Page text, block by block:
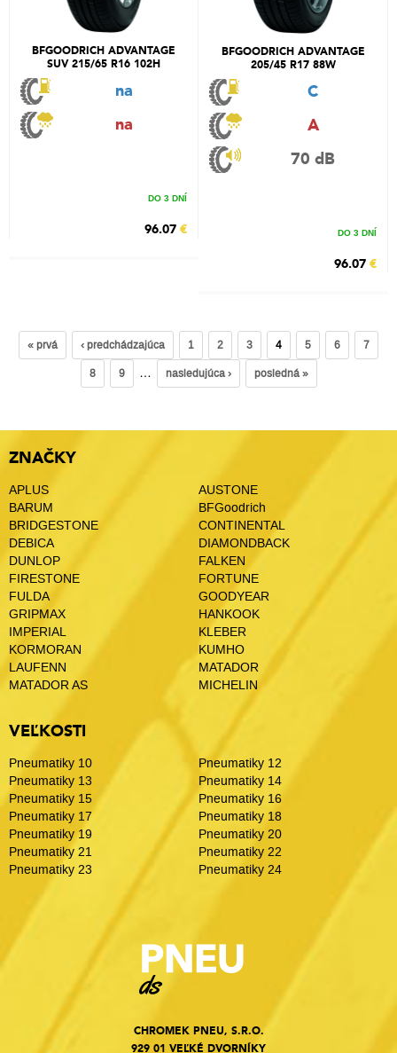
BFGOODRICH ADVANTAGE
SUV 215/65 R16 102H
na
na
DO 3 DNÍ
96.07 €
BFGOODRICH ADVANTAGE
205/45 R17 88W
C
A
70 dB
DO 3 DNÍ
96.07 €
« prvá ‹ predchádzajúca 1 2 3 4 5 6
7
8
9 … nasledujúca › posledná »
ZNAČKY
APLUS
AUSTONE
BARUM
BFGoodrich
BRIDGESTONE
CONTINENTAL
DEBICA
DIAMONDBACK
DUNLOP
FALKEN
FIRESTONE
FORTUNE
FULDA
GOODYEAR
GRIPMAX
HANKOOK
IMPERIAL
KLEBER
KORMORAN
KUMHO
LAUFENN
MATADOR
MATADOR AS
MICHELIN
VEĽKOSTI
Pneumatiky 10
Pneumatiky 12
Pneumatiky 13
Pneumatiky 14
Pneumatiky 15
Pneumatiky 16
Pneumatiky 17
Pneumatiky 18
Pneumatiky 19
Pneumatiky 20
Pneumatiky 21
Pneumatiky 22
Pneumatiky 23
Pneumatiky 24
CHROMEK PNEU, S.R.O.
929 01 VEĽKÉ DVORNÍKY